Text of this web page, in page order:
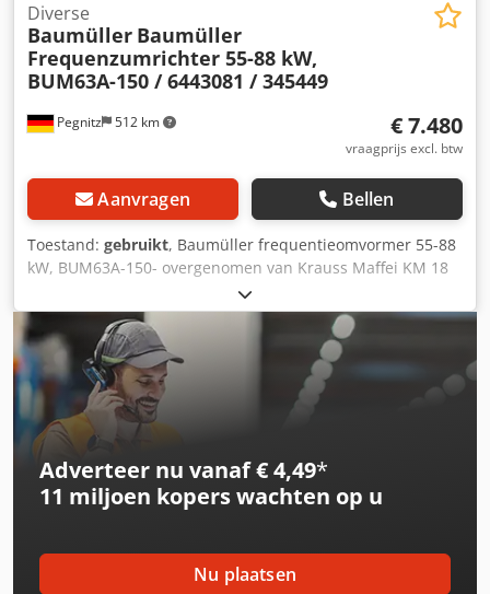
Pegnitz 512 km
Diverse
Baumüller Baumüller
Frequenzumrichter 55-88 kW,
BUM63A-150 / 6443081 / 345449
€ 7.480
vraagprijs excl. btw
Aanvragen Bellen
Toestand: gebruikt, Baumüller frequentieomvormer 55-88
kW, BUM63A-150- overgenomen van Krauss Maffei KM 18
C3 Dodpfeltrpzox Ab Ejck - genomen van een lopende
machine - volledig functioneelFabrikant: Baumüller
Nürnberg Type: BUM63A-150 Reserveonderdeelnr.:
6443081 Fabrikantnummer: 345449 Tand: gebruikt
Adverteer nu vanaf € 4,49*
11 miljoen koperswachten op u
Nu plaatsen